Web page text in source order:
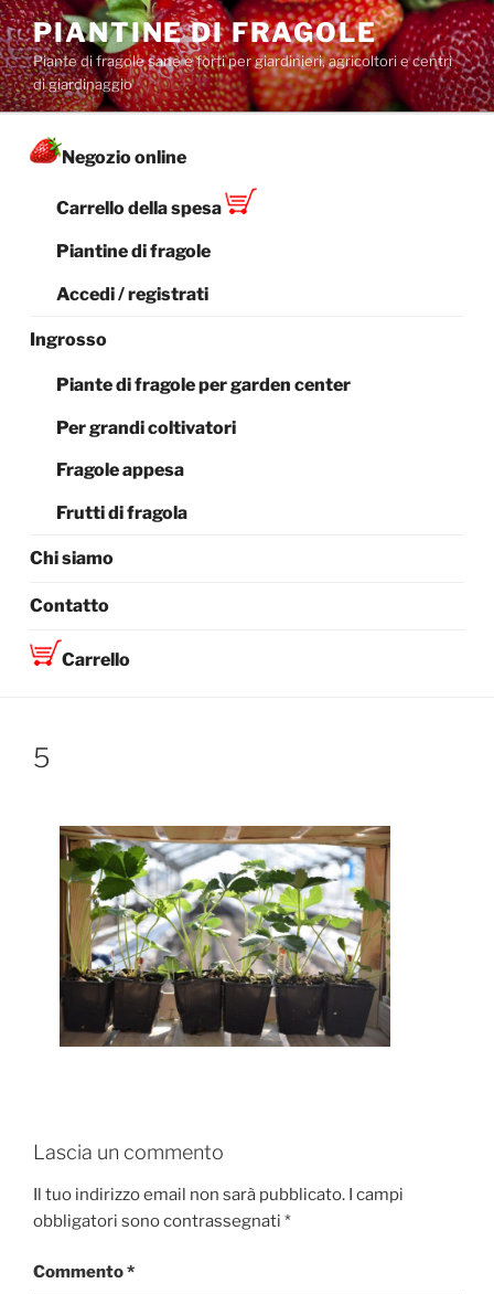
Salta
al
contenuto
PIANTINE DI FRAGOLE
Piante di fragole sane e forti per giardinieri, agricoltori e centri
di giardinaggio
Negozio online
Carrello della spesa
Piantine di fragole
Accedi / registrati
Ingrosso
Piante di fragole per garden center
Per grandi coltivatori
Fragole appesa
Frutti di fragola
Chi siamo
Contatto
Carrello
5
Lascia un commento
Il tuo indirizzo email non sarà pubblicato. I campi
obbligatori sono contrassegnati *
Commento*